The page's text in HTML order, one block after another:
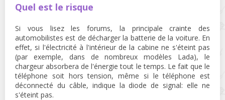
Quel est le risque
Si vous lisez les forums, la principale crainte des
automobilistes est de décharger la batterie de la voiture. En
effet, si l'électricité à l'intérieur de la cabine ne s'éteint pas
(par exemple, dans de nombreux modèles Lada), le
chargeur absorbera de l'énergie tout le temps. Le fait que le
téléphone soit hors tension, même si le téléphone est
déconnecté du câble, indique la diode de signal: elle ne
s'éteint pas.